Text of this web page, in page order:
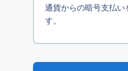
通貨からの暗号支払い
す。